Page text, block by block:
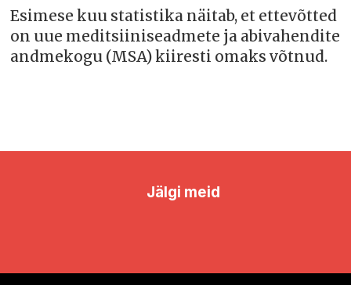
Esimese kuu statistika näitab, et ettevõtted
on uue meditsiiniseadmete ja abivahendite
andmekogu (MSA) kiiresti omaks võtnud.
Jälgi meid